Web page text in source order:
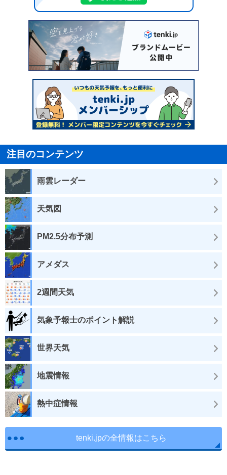
注目のコンテンツ
雨雲レーダー
天気図
PM2.5分布予測
アメダス
2週間天気
気象予報士のポイント解説
世界天気
地震情報
熱中症情報
tenki.jpの全情報はこちら